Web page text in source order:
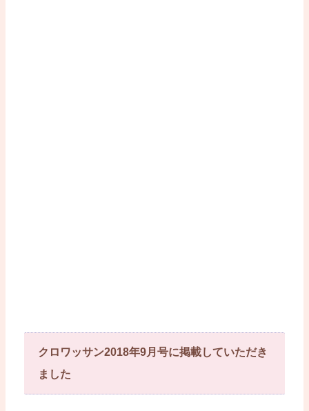
クロワッサン2018年9月号に掲載していただき
ました